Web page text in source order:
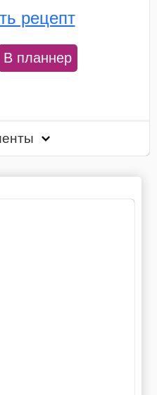
рецепт
В планнер